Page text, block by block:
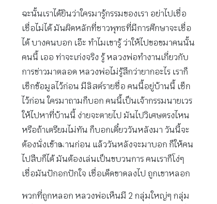
ฉะนั้นเราได้ยินว่าใครมารู้กรรมของเรา อย่าไปเชื่อ
เชื่อไม่ได้ มันผิดหลักที่ชาวพุทธที่มีการศึกษาจะเชื่อ
ได้ บางคนบอก เอ๊ะ ทำไมเขารู้ ว่าให้ไปขอขมาคนนั้น
คนนี้ เออ ท่าจะเก่งจริง รู้ หลวงพ่อทำงานเกี่ยวกับ
การข่าวมาตลอด หลวงพ่อไม่รู้สึกว่ายากอะไร เราก็
เช็กข้อมูลไว้ก่อน มีลิสต์รายชื่อ คนนี้อยู่บ้านนี้ เช็ก
ไว้ก่อน ใครมาถามก็บอก คนนี้เป็นเจ้ากรรมนายเวร
ให้ไปหาที่บ้านนี้ ง่ายจะตายไป มันไปวิเศษตรงไหน
หรือถ้าเตรียมไม่ทัน ก็บอกเดี๋ยววันหลังมา วันนี้จะ
ต้องนั่งเข้าฌานก่อน แล้ววันหลังจะมาบอก ก็ให้คน
ไปสืบก็ได้ มันต้องเล่นเป็นขบวนการ คนเราก็โง่ๆ
เชื่อมันปักอกปักใจ เชื่อเด็ดขาดลงไป ถูกเขาหลอก
พวกที่ถูกหลอก หลวงพ่อเห็นมี 2 กลุ่มใหญ่ๆ กลุ่ม